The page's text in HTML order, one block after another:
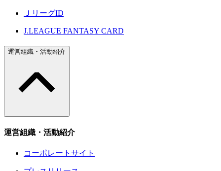
ＪリーグID
J.LEAGUE FANTASY CARD
運営組織・活動紹介
運営組織・活動紹介
コーポレートサイト